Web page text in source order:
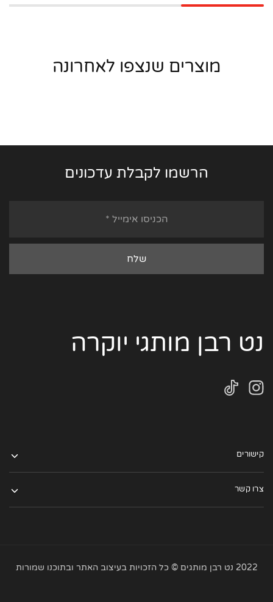
מוצרים שנצפו לאחרונה
הרשמו לקבלת עדכונים
נט רבן מותגי יוקרה
קישורים
צרו קשר
2022 נט רבן מותגים © כל הזכויות בעיצוב האתר ובתוכנו שמורות